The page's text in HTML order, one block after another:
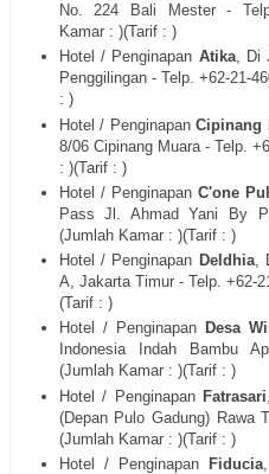
No. 224 Bali Mester-
Kamar : )(Tarif : )
Hotel / Penginapan Atika, Di
Penggilingan- Telp. +62-21-
: )
Hotel / PenginapanCipinang
8/06 Cipinang Muara- Telp.
: )(Tarif : )
Hotel / PenginapanC'one
Pass Jl. Ahmad Yani By
(Jumlah Kamar : )(Tarif : )
Hotel / Penginapan Deldhia,
A, Jakarta Timur- Telp. +62-
(Tarif : )
Hotel / PenginapanDesa
Indonesia Indah Bambu
(Jumlah Kamar : )(Tarif : )
Hotel / PenginapanFatrasari
(Depan Pulo Gadung) Rawa
(Jumlah Kamar : )(Tarif : )
Hotel / PenginapanFiducia